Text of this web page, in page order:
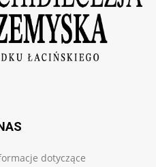
dotyczące